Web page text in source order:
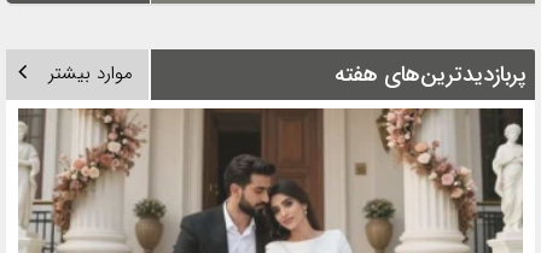
پربازدیدترین‌های هفته موارد بیشتر